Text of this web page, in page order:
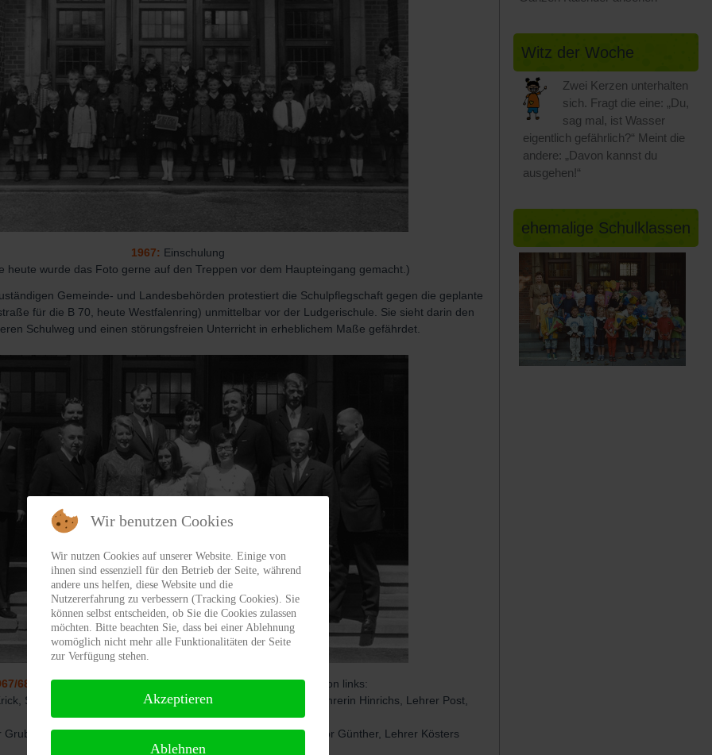
1967: Einschulung
heute wurde das Foto gerne auf den Treppen vor dem Haupteingang gemacht.)
Gemeinde- und Landesbehörden protestiert die Schulpflegschaft gegen die geplante
für die B 70, heute Westfalenring) unmittelbar vor der Ludgerischule. Sie sieht darin den
Schulweg und einen störungsfreien Unterricht in erheblichem Maße gefährdet.
68:
Das Lehrerkollegium am Ende des Schuljahres 1967/68 von links:
Schulpflegschaftsvorsitzender Steinsträter, Lehrer Kamp, Lehrerin Hinrichs, Lehrer Post,
Lehrer Gayer
Lehrerin Terfloth, Lehrerin Lange, Lehrerin Blanke, Rektor Günther, Lehrer Kösters
Witz der Woche
Zwei Kerzen unterhalten
sich. Fragt die eine: „Du,
sag mal, ist Wasser
eigentlich gefährlich?“ Meint die
andere: „Davon kannst du
ausgehen!“
ehemalige Schulklassen
Wir benutzen Cookies
Wir nutzen Cookies auf unserer Website. Einige von
ihnen sind essenziell für den Betrieb der Seite, während
andere uns helfen, diese Website und die
Nutzererfahrung zu verbessern (Tracking Cookies). Sie
können selbst entscheiden, ob Sie die Cookies zulassen
möchten. Bitte beachten Sie, dass bei einer Ablehnung
womöglich nicht mehr alle Funktionalitäten der Seite
zur Verfügung stehen.
Akzeptieren
Ablehnen